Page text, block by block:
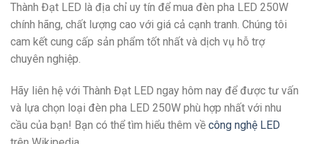
Thành Đạt LED là địa chỉ uy tín để mua đèn pha LED 250W
chính hãng, chất lượng cao với giá cả cạnh tranh. Chúng tôi
cam kết cung cấp sản phẩm tốt nhất và dịch vụ hỗ trợ
chuyên nghiệp.
Hãy liên hệ với Thành Đạt LED ngay hôm nay để được tư vấn
và lựa chọn loại đèn pha LED 250W phù hợp nhất với nhu
cầu của bạn! Bạn có thể tìm hiểu thêm về công nghệ LED